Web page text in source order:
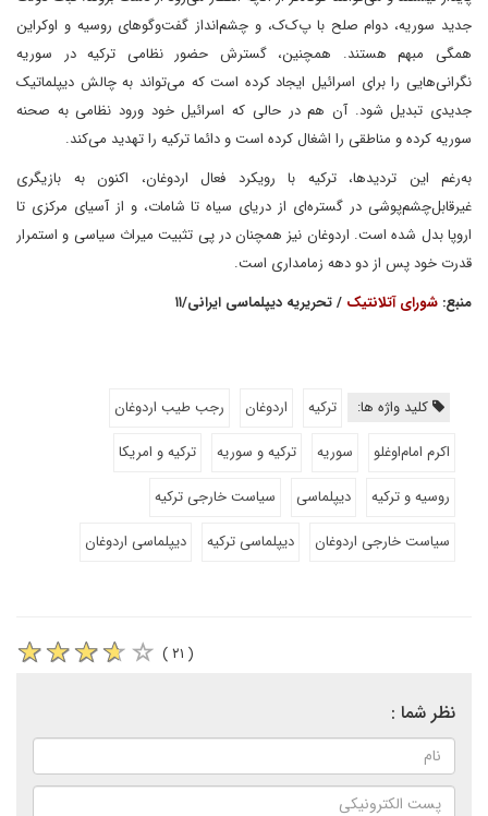
جدید سوریه، دوام صلح با پ‌ک‌ک، و چشم‌انداز گفت‌وگوهای روسیه و اوکراین
همگی مبهم هستند. همچنین، گسترش حضور نظامی ترکیه در سوریه
نگرانی‌هایی را برای اسرائیل ایجاد کرده است که می‌تواند به چالش دیپلماتیک
جدیدی تبدیل شود. آن هم در حالی که اسرائیل خود ورود نظامی به صحنه
سوریه کرده و مناطقی را اشغال کرده است و دائما ترکیه را تهدید می‌کند.
به‌رغم این تردیدها، ترکیه با رویکرد فعال اردوغان، اکنون به بازیگری
غیرقابل‌چشم‌پوشی در گستره‌ای از دریای سیاه تا شامات، و از آسیای مرکزی تا
اروپا بدل شده است. اردوغان نیز همچنان در پی تثبیت میراث سیاسی و استمرار
قدرت خود پس از دو دهه زمامداری است.
منبع: شورای آتلانتیک / تحریریه دیپلماسی ایرانی/۱۱
کلید واژه ها: ترکیه اردوغان
رجب طیب اردوغان
اکرم امام‌اوغلو
سوریه ترکیه و سوریه
ترکیه و امریکا
روسیه و ترکیه
دیپلماسی
سیاست خارجی ترکیه
سیاست خارجی اردوغان
دیپلماسی ترکیه دیپلماسی اردوغان
( ۲۱ )
نظر شما :